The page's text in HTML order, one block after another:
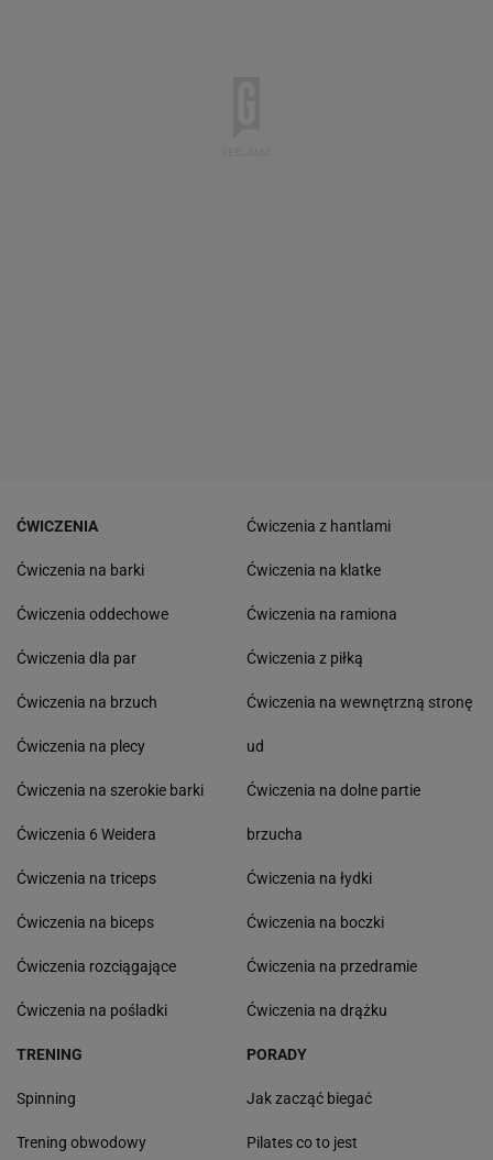
ĆWICZENIA
Ćwiczenia na barki
Ćwiczenia oddechowe
Ćwiczenia dla par
Ćwiczenia na brzuch
Ćwiczenia na plecy
Ćwiczenia na szerokie barki
Ćwiczenia 6 Weidera
Ćwiczenia na triceps
Ćwiczenia na biceps
Ćwiczenia rozciągające
Ćwiczenia na pośladki
Ćwiczenia z hantlami
Ćwiczenia na klatke
Ćwiczenia na ramiona
Ćwiczenia z piłką
Ćwiczenia na wewnętrzną stronę
ud
Ćwiczenia na dolne partie
brzucha
Ćwiczenia na łydki
Ćwiczenia na boczki
Ćwiczenia na przedramie
Ćwiczenia na drążku
TRENING
Spinning
Trening obwodowy
PORADY
Jak zacząć biegać
Pilates co to jest